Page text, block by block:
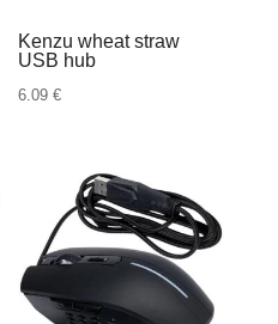
Kenzu wheat straw
USB hub
6.09€